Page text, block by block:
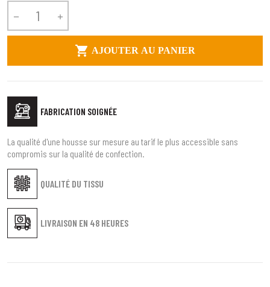
 
 AJOUTER AU PANIER
FABRICATION SOIGNÉE
QUALITÉ DU TISSU
LIVRAISON EN 48 HEURES
La qualité d'une housse sur mesure au tarif le plus accessible sans
compromis sur la qualité de confection.